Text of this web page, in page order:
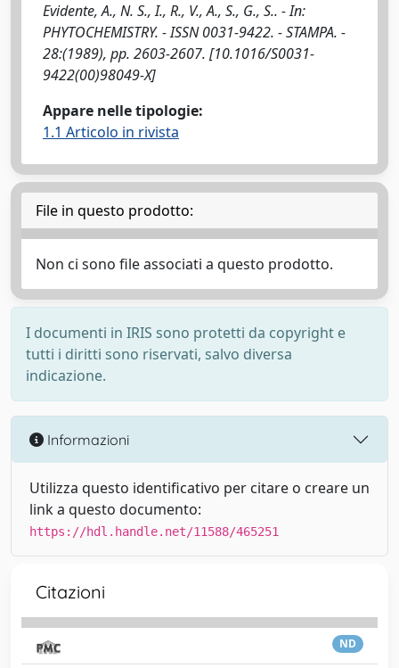
Evidente, A., N. S., I., R., V., A., S., G., S.. - In:
PHYTOCHEMISTRY. - ISSN 0031-9422. - STAMPA. -
28:(1989), pp. 2603-2607. [10.1016/S0031-
9422(00)98049-X]
Appare nelle tipologie:
1.1 Articolo in rivista
File in questo prodotto:
Non ci sono file associati a questo prodotto.
I documenti in IRIS sono protetti da copyright e
tutti i diritti sono riservati, salvo diversa
indicazione.
Informazioni
Utilizza questo identificativo per citare o creare un
link a questo documento:
https://hdl.handle.net/11588/465251
Citazioni
ND